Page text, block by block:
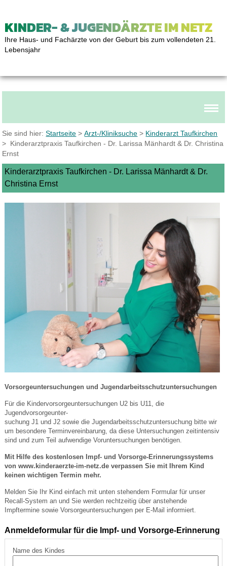
KINDER- & JUGENDÄRZTE IM NETZ
Ihre Haus- und Fachärzte von der Geburt bis zum vollendeten 21.
Lebensjahr
Sie sind hier:Startseite >Arzt-/Kliniksuche > Kinderarzt Taufkirchen
> Kinderarztpraxis Taufkirchen - Dr. Larissa Mänhardt & Dr. Christina
Ernst
Kinderarztpraxis Taufkirchen - Dr. Larissa Mänhardt & Dr.
Christina Ernst
Vorsorgeuntersuchungen und Jugendarbeitsschutzuntersuchungen
Für die Kindervorsorgeuntersuchungen U2 bis U11, die
Jugendvorsorgeunter-
suchung J1 und J2 sowie die Jugendarbeitsschutzuntersuchung bitte wir
um besondere Terminvereinbarung, da diese Untersuchungen zeitintensiv
sind und zum Teil aufwendige Voruntersuchungen benötigen.
Mit Hilfe des kostenlosen Impf- und Vorsorge-Erinnerungssystems
von www.kinderaerzte-im-netz.de verpassen Sie mit Ihrem Kind
keinen wichtigen Termin mehr.
Melden Sie Ihr Kind einfach mit unten stehendem Formular für unser
Recall-System an und Sie werden rechtzeitig über anstehende
Impftermine sowie Vorsorgeuntersuchungen per E-Mail informiert.
Anmeldeformular für die Impf- und Vorsorge-Erinnerung
Name des Kindes